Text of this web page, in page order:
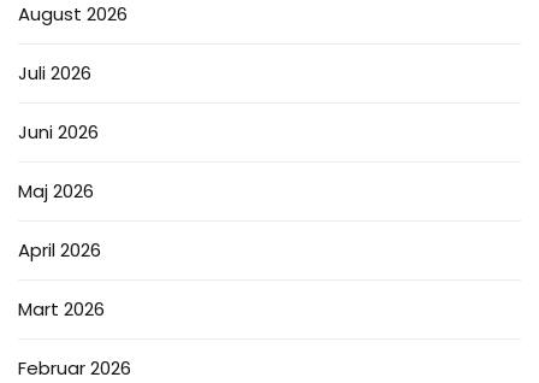
August 2026
Juli 2026
Juni 2026
Maj 2026
April 2026
Mart 2026
Februar 2026